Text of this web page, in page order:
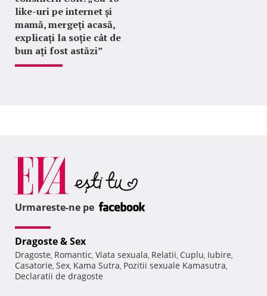
like-uri pe internet și
mamă, mergeți acasă,
explicați la soție cât de
bun ați fost astăzi”
Urmareste-ne pe
Dragoste & Sex
Dragoste, Romantic, Viata sexuala, Relatii, Cuplu, Iubire,
Casatorie, Sex, Kama Sutra, Pozitii sexuale Kamasutra,
Declaratii de dragoste